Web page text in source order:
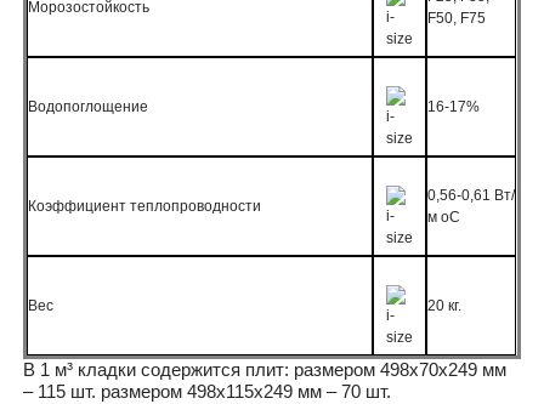
Морозостойкость
F50, F75
Водопоглощение 16-17%
Коэффициент теплопроводности
0,56-0,61 Вт/
м оС
Вес 20 кг.
В 1 м³ кладки содержится плит: размером 498х70х249 мм
– 115 шт. размером 498х115х249 мм – 70 шт.